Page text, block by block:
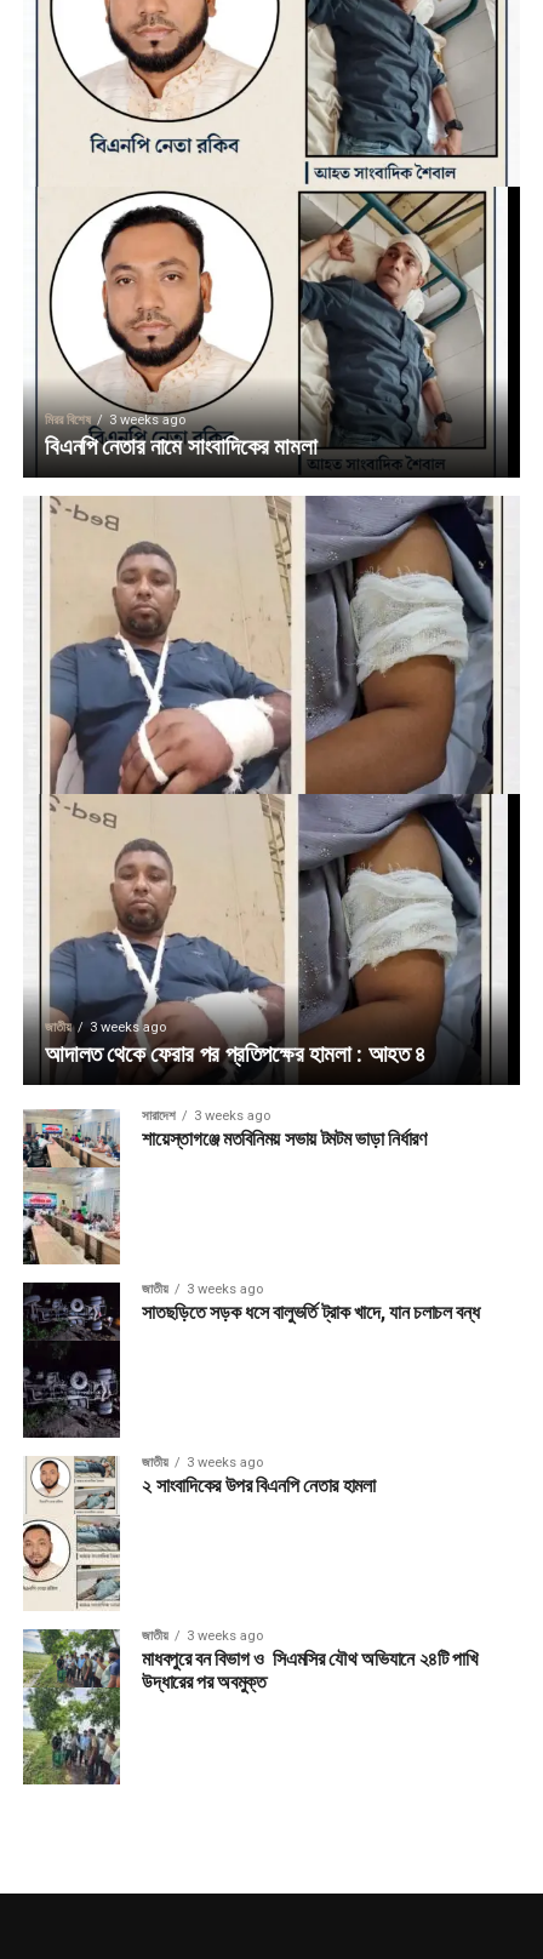
মিরর বিশেষ 3 weeks ago
বিএনপি নেতার নামে সাংবাদিকের মামলা
জাতীয় 3 weeks ago
আদালত থেকে ফেরার পর প্রতিপক্ষের হামলা : আহত ৪
সারাদেশ 3 weeks ago
শায়েস্তাগঞ্জে মতবিনিময় সভায় টমটম ভাড়া নির্ধারণ
জাতীয় 3 weeks ago
সাতছড়িতে সড়ক ধসে বালুভর্তি ট্রাক খাদে, যান চলাচল বন্ধ
জাতীয় 3 weeks ago
২ সাংবাদিকের উপর বিএনপি নেতার হামলা
জাতীয় 3 weeks ago
মাধবপুরে বন বিভাগ ও সিএমসির যৌথ অভিযানে ২৪টি পাখি
উদ্ধারের পর অবমুক্ত